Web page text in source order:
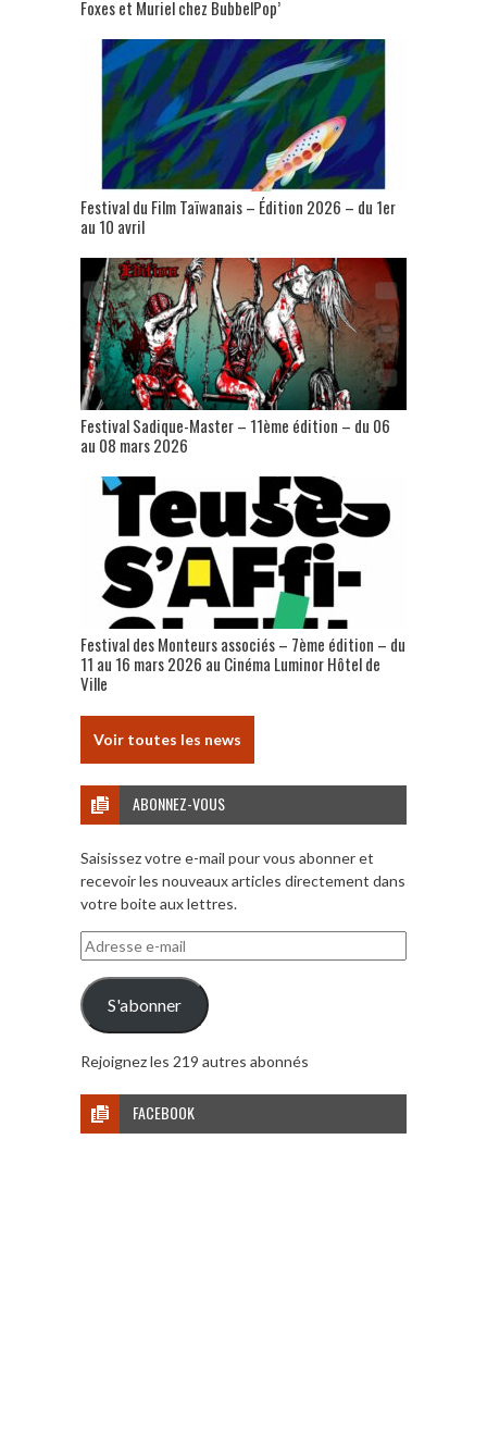
Foxes et Muriel chez BubbelPop’
Festival du Film Taïwanais – Édition 2026 – du 1er
au 10 avril
Festival Sadique-Master – 11ème édition – du 06
au 08 mars 2026
Festival des Monteurs associés – 7ème édition – du
11 au 16 mars 2026 au Cinéma Luminor Hôtel de
Ville
Voir toutes les news
ABONNEZ-VOUS
Saisissez votre e-mail pour vous abonner et
recevoir les nouveaux articles directement dans
votre boite aux lettres.
Adresse
e-
mail
S'abonner
Rejoignez les 219 autres abonnés
FACEBOOK